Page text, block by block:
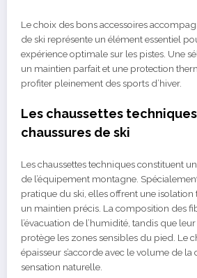
Le choix des bons accessoires
de ski représente un élément essentiel
expérience optimale sur les pistes. Une
un maintien parfait et une protection
profiter pleinement des sports d’hiver.
Les chaussettes
chaussures de ski
Les chaussettes techniques constituent
de l’équipement montagne.
pratique du ski, elles offrent une
un maintien précis. La composition des
l’évacuation de l’humidité, tandis que
protège les zones sensibles du pied. Le
épaisseur s’accorde avec le volume de
sensation naturelle.